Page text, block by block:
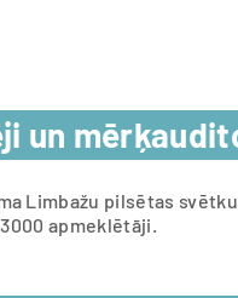
un
Limbažu pilsētas
apmeklētāji.